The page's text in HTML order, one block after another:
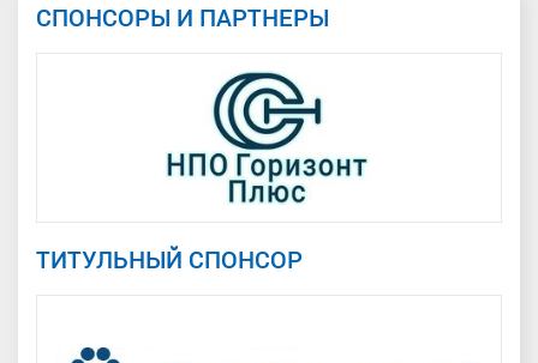
СПОНСОРЫ И ПАРТНЕРЫ
ТИТУЛЬНЫЙ СПОНСОР